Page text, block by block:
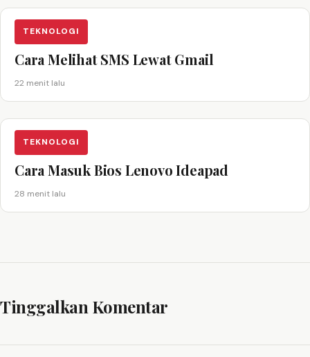
TEKNOLOGI
Cara Melihat SMS Lewat Gmail
22 menit lalu
TEKNOLOGI
Cara Masuk Bios Lenovo Ideapad
28 menit lalu
Tinggalkan Komentar